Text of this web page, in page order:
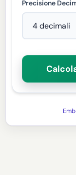
Precisione